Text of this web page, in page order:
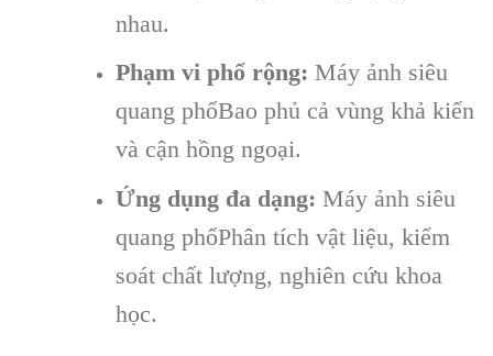
nhau.
Phạm vi phổ rộng: Máy ảnh siêu
quang phổBao phủ cả vùng khả kiến
và cận hồng ngoại.
Ứng dụng đa dạng: Máy ảnh siêu
quang phổPhân tích vật liệu, kiểm
soát chất lượng, nghiên cứu khoa
học.